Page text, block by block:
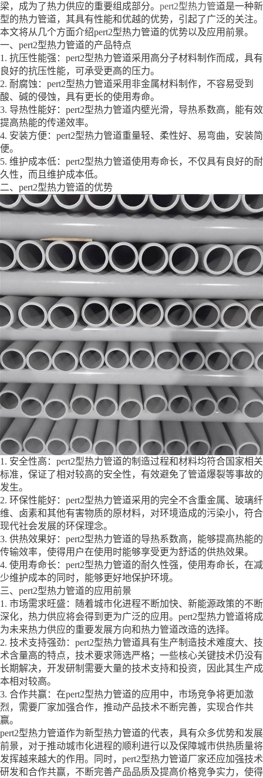
梁，成为了热力供应的重要组成部分。 pert2型热力管道是一种新
型的热力管道，其具有性能和优越的优势，引起了广泛的关注。
本文将从几个方面介绍pert2型热力管道的优势以及应用前景。
一、pert2型热力管道的产品特点
1. 抗压性能强：pert2型热力管道采用高分子材料制作而成，具有
良好的抗压性能，可承受更高的压力。
2. 耐腐蚀：pert2型热力管道采用非金属材料制作，不容易受到
酸、碱的侵蚀，具有更长的使用寿命。
3. 导热性能好：pert2型热力管道内壁光滑，导热系数高，能有效
提高热能的传递效率。
4. 安装方便：pert2型热力管道重量轻、柔性好、易弯曲，安装简
便。
5. 维护成本低：pert2型热力管道使用寿命长，不仅具有良好的耐
久性，而且维护成本低。
二、pert2型热力管道的优势
1. 安全性高：pert2型热力管道的制造过程和材料均符合国家相关
标准，保证了相对较高的安全性，有效避免了管道爆裂等事故的
发生。
2. 环保性能好：pert2型热力管道采用的完全不含重金属、玻璃纤
维、卤素和其他有害物质的原材料，对环境造成的污染小，符合
现代社会发展的环保理念。
3. 供热效果好：pert2型热力管道的导热系数高，能够提高热能的
传输效率，使得用户在使用时能够享受更为舒适的供热效果。
4. 使用寿命长：pert2型热力管道的耐久性强，使用寿命长，在减
少维护成本的同时，能够更好地保护环境。
三、pert2型热力管道的应用前景
1. 市场需求旺盛：随着城市化进程不断加快、新能源政策的不断
深化，热力供应将会得到更为广泛的应用。pert2型热力管道将成
为未来热力供应的重要发展方向和热力管道改造的选择。
2. 技术支持强劲：pert2型热力管道具有生产制造技术难度大、技
术含量高的特点，技术要求筛选严格；一些核心关键技术仍没有
长期解决，开发研制需要大量的技术支持和投资，因此其生产成
本相对较高。
3. 合作共赢：在pert2型热力管道的应用中，市场竞争将更加激
烈，需要厂家加强合作，推动产品技术不断完善，实现合作共
赢。
pert2型热力管道作为新型热力管道的代表，具有众多优势和发展
前景，对于推动城市化进程的顺利进行以及保障城市供热质量将
发挥越来越大的作用。同时，pert2型热力管道厂家还应加强技术
研发和合作共赢，不断完善产品品质及提高价格竞争实力，使得